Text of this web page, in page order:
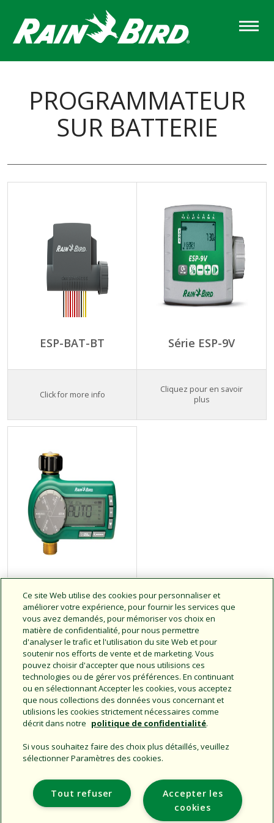
main
content
PROGRAMMATEUR
SUR BATTERIE
ESP-BAT-BT
Click for more info
Série ESP-9V
Cliquez pour en savoir
plus
robinet premium
Cliquez pour en savoir
plus.
Support
Entreprise
Sites Supplémentaires
Ce site Web utilise des cookies pour personnaliser et
améliorer votre expérience, pour fournir les services que
vous avez demandés, pour mémoriser vos choix en
matière de confidentialité, pour nous permettre
d'analyser le trafic et l'utilisation du site Web et pour
soutenir nos efforts de vente et de marketing. Vous
pouvez choisir d'accepter que nous utilisions ces
technologies ou de gérer vos préférences. En continuant
ou en sélectionnant Accepter les cookies, vous acceptez
que nous collections des données vous concernant et
utilisions les cookies strictement nécessaires comme
décrit dans notre politique de confidentialité.
Si vous souhaitez faire des choix plus détaillés, veuillez
sélectionner Paramètres des cookies.
Accepter les
cookies
Tout refuser